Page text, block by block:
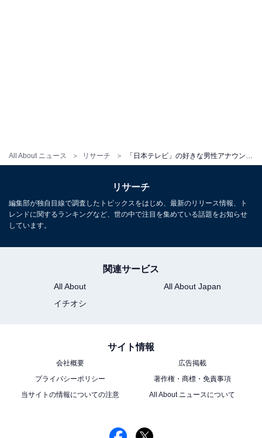
All About ニュース リサーチ
こちらもおすすめ
キング！ 2位「徳島えりか」、1位は？
リサーチ
編集部が独自目線で調査したトピックスをはじめ、最新のリリース情報、ト
レンドに関するランキングなど、世の中で注目を集めている話題をお知らせ
しています。
関連サービス
All About
All About Japan
イチオシ
サイト情報
会社概要
広告掲載
プライバシーポリシー
著作権・商標・免責事項
当サイトの情報についての注意
All About ニュースについて